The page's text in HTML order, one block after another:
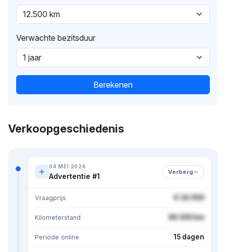
Verwachte bezitsduur
Berekenen
Verkoopgeschiedenis
04 MEI 2026
Advertentie #1 Verberg
Vraagprijs € 24.950
Kilometerstand 86.500 km
Periode online 15 dagen